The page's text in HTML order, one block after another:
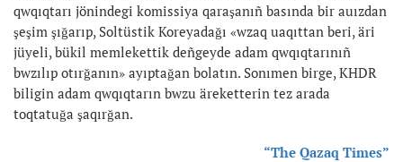
qwqıqtarı jönindegi komissiya qaraşanıñ basında bir auızdan
şeşim şığarıp, Soltüstik Koreyadağı «wzaq uaqıttan beri, äri
jüyeli, bükil memlekettik deñgeyde adam qwqıqtarınıñ
bwzılıp otırğanın» ayıptağan bolatın. Sonımen birge, KHDR
biligin adam qwqıqtarın bwzu äreketterin tez arada
toqtatuğa şaqırğan.
“The Qazaq Times”